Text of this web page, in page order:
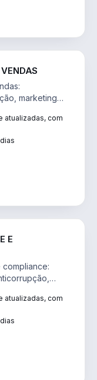
marketing
atualizadas, com
E
compliance:
atualizadas, com